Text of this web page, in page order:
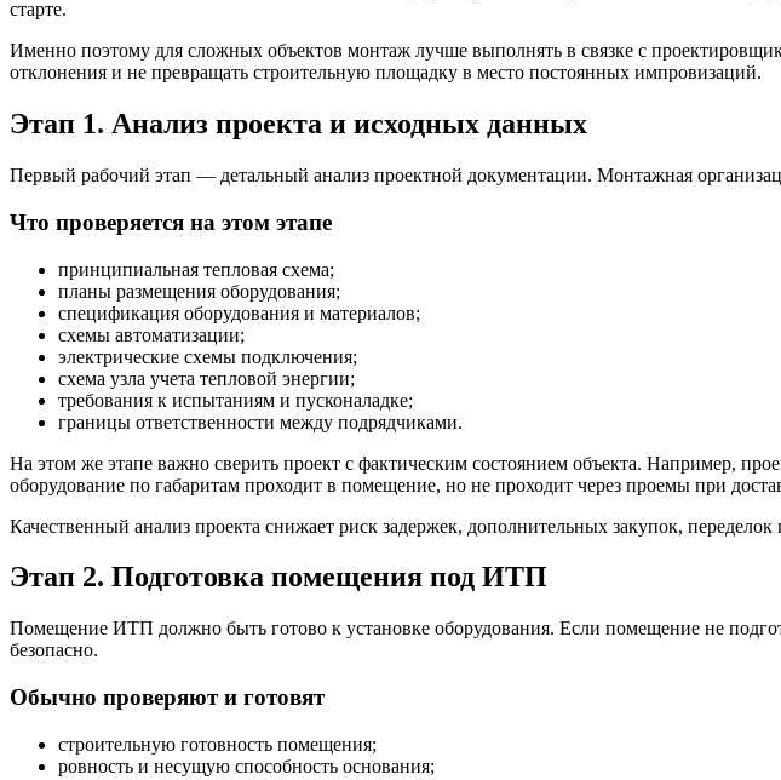
старте.
Именно поэтому для сложных объектов монтаж лучше выполнять в связке с
отклонения и не превращать строительную площадку в место постоянных импровизаций.
Этап 1. Анализ проекта и исходных данных
Первый рабочий этап — детальный анализ проектной документации. Монтажная
Что проверяется на этом этапе
принципиальная тепловая схема;
планы размещения оборудования;
спецификация оборудования и материалов;
схемы автоматизации;
электрические схемы подключения;
схема узла учета тепловой энергии;
требования к испытаниям и пусконаладке;
границы ответственности между подрядчиками.
На этом же этапе важно сверить проект с фактическим состоянием объекта. Например,
оборудование по габаритам проходит в помещение, но не проходит через проемы при
Качественный анализ проекта снижает риск задержек, дополнительных закупок,
Этап 2. Подготовка помещения под ИТП
Помещение ИТП должно быть готово к установке оборудования. Если помещение не
безопасно.
Обычно проверяют и готовят
строительную готовность помещения;
ровность и несущую способность основания;